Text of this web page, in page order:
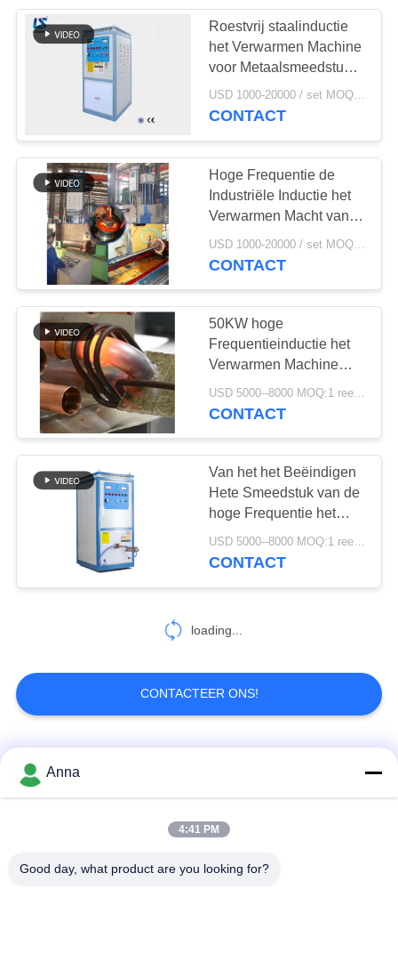
Inductie Solderende
Machine
91
CNC Dovende
Machine
18
gesloten lijn
koeltoren
21
open lijn koeltoren
10
13
Roestvrij staalinductie
het Verwarmen Machine
voor Metaalsmeedstuk
Aangepaste Kleur
USD 1000-20000 / set MOQ:1 set
CONTACT
Hoge Frequentie de
Industriële Inductie het
Verwarmen Macht van
de Materiaal60kw
Maximum Input
CONTACT
50KW hoge
Frequentieinductie het
Verwarmen Machine
voor Smeltend
Lassensmeedstuk
USD 5000--8000 MOQ:1 reeks
CONTACT
Van het het Beëindigen
Hete Smeedstuk van de
hoge Frequentie het
Ronde Bar de
Machine50kw Inductie
USD 5000--8000 MOQ:1 reeks
CONTACT
loading...
CONTACTEER ONS!
populaire categorieën
Grote Smeltende
Anna
4:41 PM
Good day, what product are you looking for?